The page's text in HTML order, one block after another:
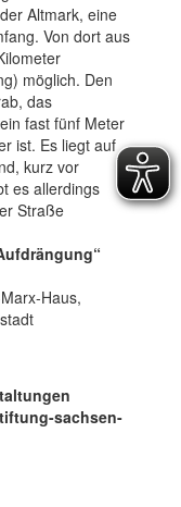
Altmark, eine
Von dort aus
möglich. Den
das
fast fünf Meter
ist. Es liegt auf
kurz vor
es allerdings
Straße
Haus,
sachsen-